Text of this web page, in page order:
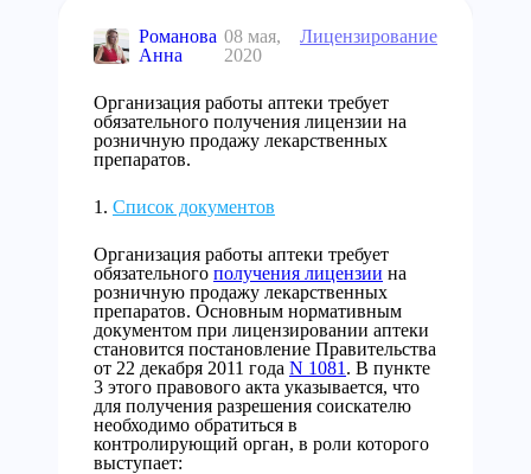
Романова
Анна
08 мая,
2020
Лицензирование
Организация работы аптеки требует
обязательного получения лицензии на
розничную продажу лекарственных
препаратов.
Список документов
Организация работы аптеки требует
обязательного получения лицензии на
розничную продажу лекарственных
препаратов. Основным нормативным
документом при лицензировании аптеки
становится постановление Правительства
от 22 декабря 2011 года N 1081 . В пункте
3 этого правового акта указывается, что
для получения разрешения соискателю
необходимо обратиться в
контролирующий орган, в роли которого
выступает: